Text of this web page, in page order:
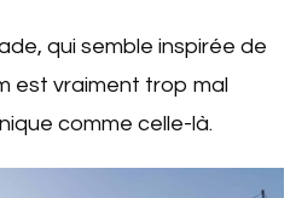
qui semble inspirée de
est vraiment trop mal
comme celle-là.